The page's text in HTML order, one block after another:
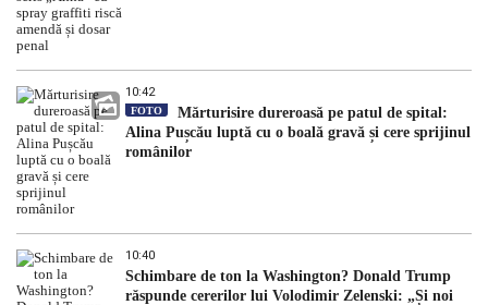
10:42
FOTO
Mărturisire dureroasă pe patul de spital:
Alina Pușcău luptă cu o boală gravă și cere sprijinul
românilor
10:40
Schimbare de ton la Washington? Donald Trump
răspunde cererilor lui Volodimir Zelenski: „Și noi